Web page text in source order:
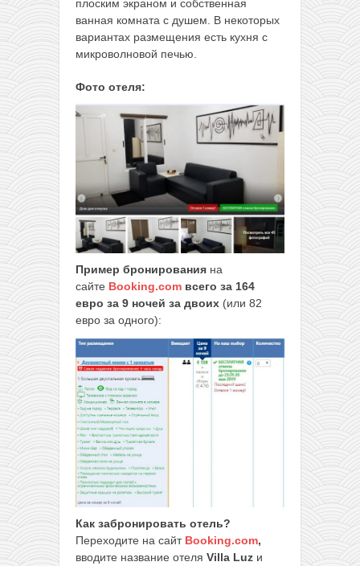
плоским экраном и собственная
ванная комната с душем. В некоторых
вариантах размещения есть кухня с
микроволновой печью.
Фото отеля:
Пример бронирования на
сайте Booking.com всего за 164
евро за 9 ночей за двоих (или 82
евро за одного):
Как забронировать отель?
Переходите на сайт Booking.com,
вводите название отеля Villa Luz и